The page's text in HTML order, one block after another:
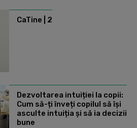
CaTine | 2
Dezvoltarea intuiției la copii:
Cum să-ți înveți copilul să își
asculte intuiția și să ia decizii
bune